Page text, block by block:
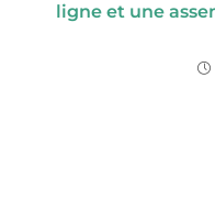
ligne et une